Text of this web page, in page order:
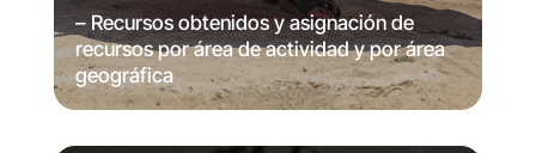
– Recursos obtenidos y asignación de
recursos por área de actividad y por área
geográfica